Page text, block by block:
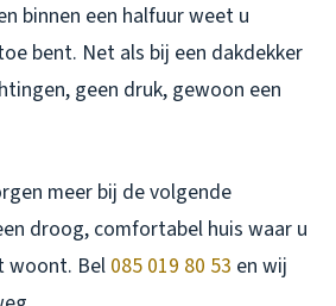
binnen een halfuur weet u
bent. Net als bij een dakdekker
geen druk, gewoon een
meer bij de volgende
droog, comfortabel huis waar u
woont. Bel 085 019 80 53 en wij